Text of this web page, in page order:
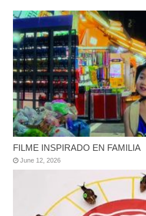
FILME INSPIRADO EN FAMILIA
June 12, 2026